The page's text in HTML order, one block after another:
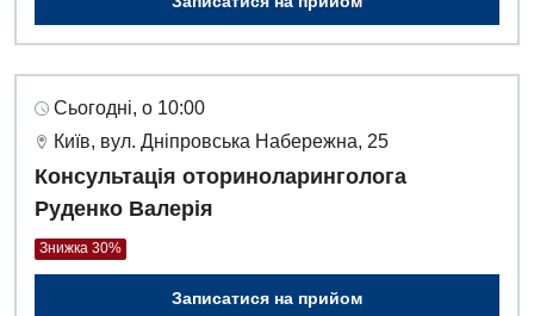
Сьогодні, о 10:00
Київ, вул. Дніпровська Набережна, 25
Консультація оториноларинголога
Руденко Валерія
Знижка 30%
Записатися на прийом